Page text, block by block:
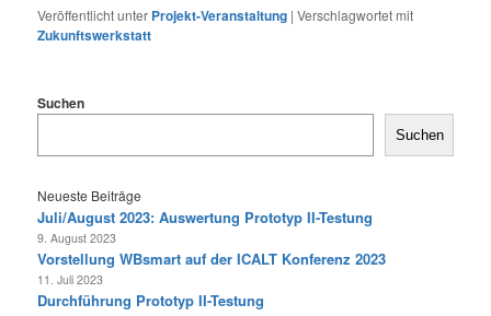
Veröffentlicht unter Projekt-Veranstaltung |Verschlagwortet mit
Zukunftswerkstatt
Suchen
Suchen
Neueste Beiträge
Juli/August 2023: Auswertung Prototyp II-Testung
9. August 2023
Vorstellung WBsmart auf der ICALT Konferenz 2023
11. Juli 2023
Durchführung Prototyp II-Testung